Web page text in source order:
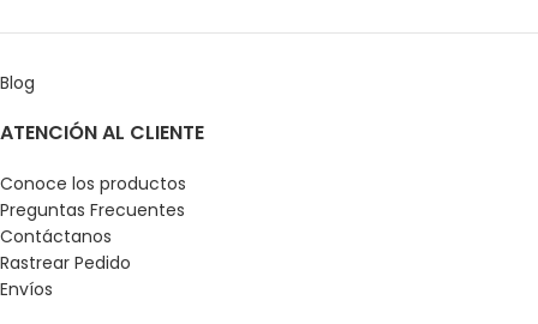
Blog
ATENCIÓN AL CLIENTE
Conoce los productos
Preguntas Frecuentes
Contáctanos
Rastrear Pedido
Envíos